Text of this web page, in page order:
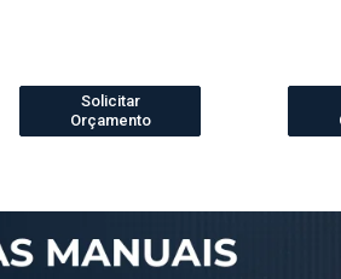
Solicitar
Orçamento